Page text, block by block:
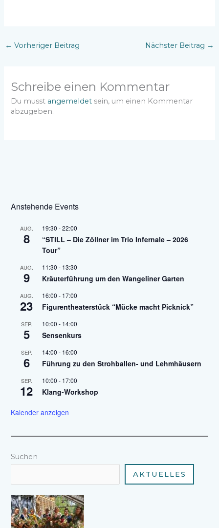
← Vorheriger Beitrag Nächster Beitrag →
Schreibe einen Kommentar
Du musst angemeldet sein, um einen Kommentar
abzugeben.
Anstehende Events
AUG.
8
19:30 -22:00
“STILL – Die Zöllner im Trio Infernale – 2026
Tour”
AUG.
9
11:30 - 13:30
Kräuterführung um den Wangeliner Garten
AUG.
23
16:00 - 17:00
Figurentheaterstück “Mücke macht Picknick”
SEP.
5
10:00 - 14:00
Sensenkurs
SEP.
6
14:00 - 16:00
Führung zu den Strohballen- und Lehmhäusern
SEP.
12
10:00 - 17:00
Klang-Workshop
Kalender anzeigen
Suchen
AKTUELLES